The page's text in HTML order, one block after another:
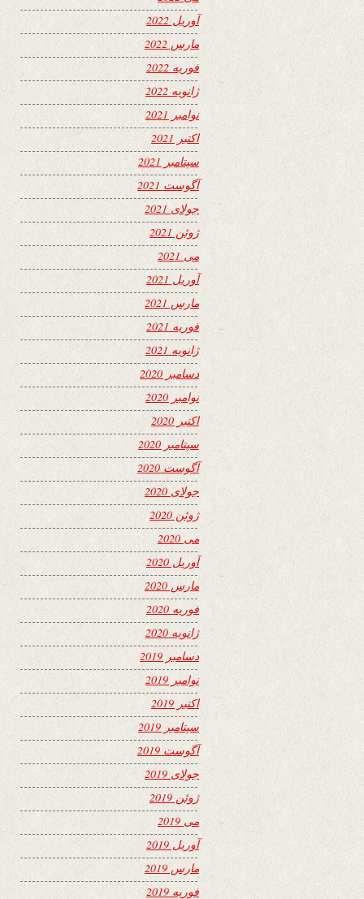
آوریل 2022
مارس 2022
فوریه 2022
ژانویه 2022
نوامبر 2021
اکتبر 2021
سپتامبر 2021
آگوست 2021
جولای 2021
ژوئن 2021
می 2021
آوریل 2021
مارس 2021
فوریه 2021
ژانویه 2021
دسامبر 2020
نوامبر 2020
اکتبر 2020
سپتامبر 2020
آگوست 2020
جولای 2020
ژوئن 2020
می 2020
آوریل 2020
مارس 2020
فوریه 2020
ژانویه 2020
دسامبر 2019
نوامبر 2019
اکتبر 2019
سپتامبر 2019
آگوست 2019
جولای 2019
ژوئن 2019
می 2019
آوریل 2019
مارس 2019
فوریه 2019